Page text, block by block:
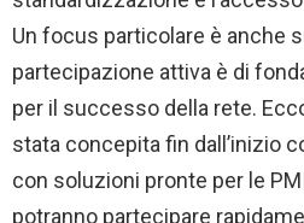
Un focus particolare è anche
partecipazione attiva è di
per il successo della rete.
stata concepita fin dall’inizio
con soluzioni pronte per le
potranno partecipare